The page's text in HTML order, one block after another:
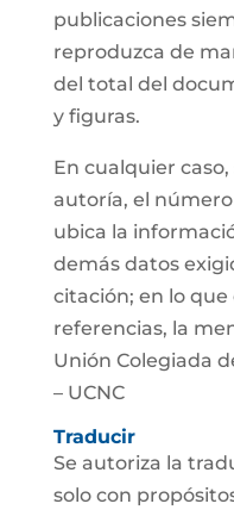
publicaciones
reproduzca de
del total del
y figuras.
En cualquier
autoría, el
ubica la
demás datos
citación; en lo que
referencias, la
Unión Colegiada
– UCNC
Traducir
Se autoriza la
solo con